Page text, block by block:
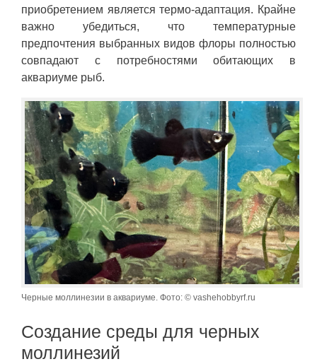
приобретением является термо-адаптация. Крайне
важно убедиться, что температурные
предпочтения выбранных видов флоры полностью
совпадают с потребностями обитающих в
аквариуме рыб.
Черные моллинезии в аквариуме. Фото: © vashehobbyrf.ru
Создание среды для черных
моллинезий